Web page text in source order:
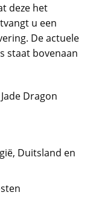
deze het
u een
De actuele
staat bovenaan
Dragon
Duitsland en